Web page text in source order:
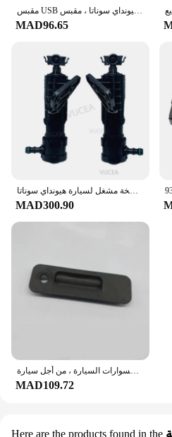
مقبس USB صغير لشركة هيونداي سوناتا ، مقبس AUX ، وحدة تجميع ، مناسب لطرازات LF ، 96120 - C1000
MAD96.65
غسالة بفوهة رش الماء والمصباح الأمامي ، مضخة مشغل لسيارة هيونداي سوناتا LF-98671C1000 672c1000 ، مصباح أمامي ، زوج واحد
MAD300.90
تجميع مفاتيح صندوق السيارة لسيارة هيونداي سوناتا 9 ، إكسسوارات السيارة ، من أجل سيارة
MAD109.72
Here are the products found in the